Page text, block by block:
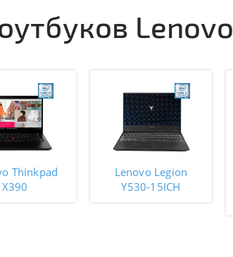
Lenovo
Thinkpad
X390
Lenovo Legion
Y530-15ICH